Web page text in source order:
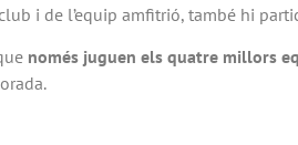
i de l’equip amfitrió, també hi
només juguen els quatre millors